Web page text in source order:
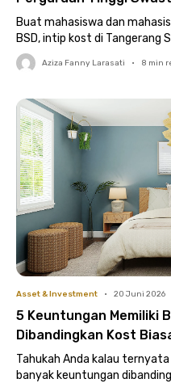
hingga Atma Jaya!
Buat mahasiswa dan
BSD, intip kost di Tangerang
Aziza Fanny Larasati • 8 min
Asset & Investment • 20 Juni 2026
5 Keuntungan Memiliki
Dibandingkan Kost
Properti Anda!
Tahukah Anda kalau
banyak keuntungan